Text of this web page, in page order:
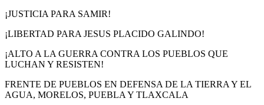
¡JUSTICIA PARA SAMIR!
¡LIBERTAD PARA JESUS PLACIDO GALINDO!
¡ALTO A LA GUERRA CONTRA LOS PUEBLOS QUE
LUCHAN Y RESISTEN!
FRENTE DE PUEBLOS EN DEFENSA DE LA TIERRA Y EL
AGUA, MORELOS, PUEBLA Y TLAXCALA